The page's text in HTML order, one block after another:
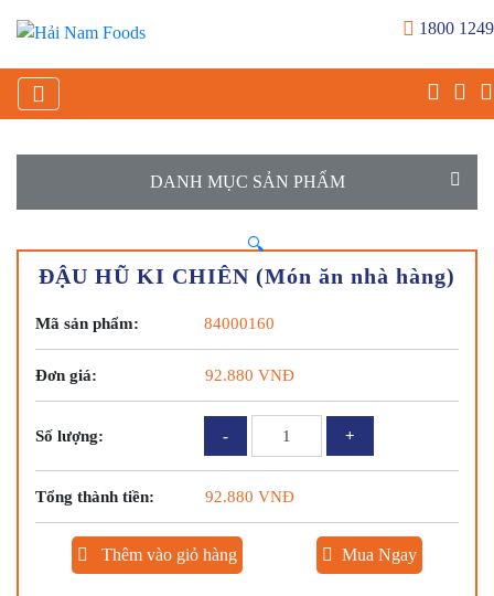
1800 1249
DANH MỤC SẢN PHẨM
🔍
ĐẬU HŨ KI CHIÊN (Món ăn nhà hàng)
Mã sản phẩm: 84000160
Đơn giá: 92.880 VNĐ
Số lượng:
KI
CHIÊN
(Món
ăn
nhà
Tổng thành tiền: 92.880 VNĐ
Thêm vào giỏ hàng Mua Ngay